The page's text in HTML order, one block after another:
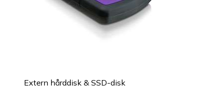
Extern hårddisk & SSD-disk